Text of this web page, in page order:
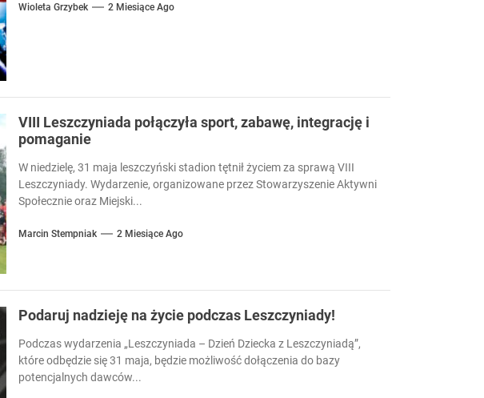
Wioleta Grzybek 2 Miesiące Ago
VIII Leszczyniada połączyła sport, zabawę, integrację i
pomaganie
W niedzielę, 31 maja leszczyński stadion tętnił życiem za sprawą VIII
Leszczyniady. Wydarzenie, organizowane przez Stowarzyszenie Aktywni
Społecznie oraz Miejski...
Marcin Stempniak 2 Miesiące Ago
Podaruj nadzieję na życie podczas Leszczyniady!
Podczas wydarzenia „Leszczyniada – Dzień Dziecka z Leszczyniadą”,
które odbędzie się 31 maja, będzie możliwość dołączenia do bazy
potencjalnych dawców...